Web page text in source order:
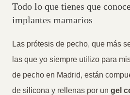
Todo lo que tienes que
implantes mamarios
Las prótesis de pecho, que más
las que yo siempre utilizo para
de pecho en Madrid, están
de silicona y rellenas por un gel